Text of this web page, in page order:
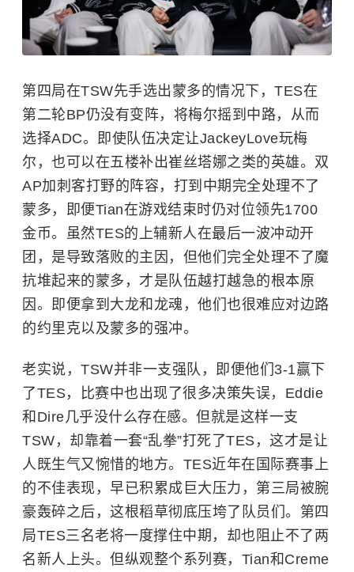
第四局在TSW先手选出蒙多的情况下，TES在
第二轮BP仍没有变阵，将梅尔摇到中路，从而
选择ADC。即使队伍决定让JackeyLove玩梅
尔，也可以在五楼补出崔丝塔娜之类的英雄。双
AP加刺客打野的阵容，打到中期完全处理不了
蒙多，即便Tian在游戏结束时仍对位领先1700
金币。虽然TES的上辅新人在最后一波冲动开
团，是导致落败的主因，但他们完全处理不了魔
抗堆起来的蒙多，才是队伍越打越急的根本原
因。即便拿到大龙和龙魂，他们也很难应对边路
的约里克以及蒙多的强冲。
老实说，TSW并非一支强队，即便他们3-1赢下
了TES，比赛中也出现了很多决策失误，Eddie
和Dire几乎没什么存在感。但就是这样一支
TSW，却靠着一套“乱拳”打死了TES，这才是让
人既生气又惋惜的地方。TES近年在国际赛事上
的不佳表现，早已积累成巨大压力，第三局被腕
豪轰碎之后，这根稻草彻底压垮了队员们。第四
局TES三名老将一度撑住中期，却也阻止不了两
名新人上头。但纵观整个系列赛，Tian和Creme